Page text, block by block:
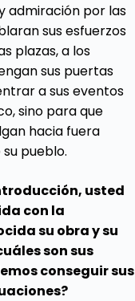
admiración por las
sus esfuerzos
plazas, a los
sus puertas
a sus eventos
sino para que
hacia fuera
pueblo.
usted
con la
su obra y su
son sus
conseguir sus